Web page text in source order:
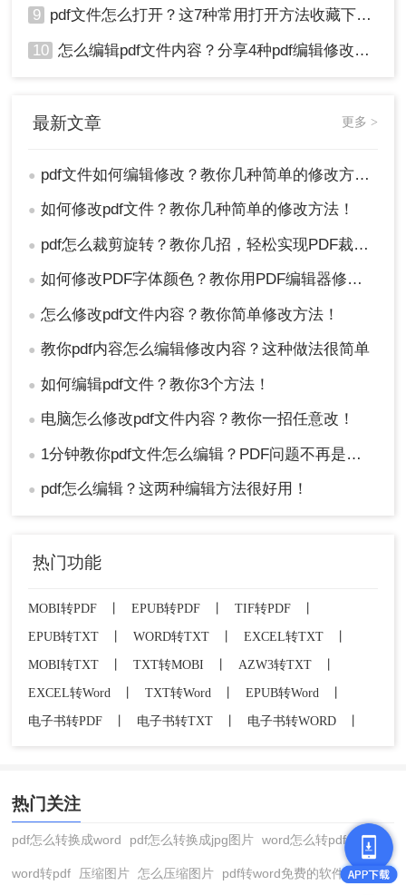
9 pdf文件怎么打开？这7种常用打开方法收藏下来！
10 怎么编辑pdf文件内容？分享4种pdf编辑修改方法！
最新文章 更多 >
● pdf文件如何编辑修改？教你几种简单的修改方法！
● 如何修改pdf文件？教你几种简单的修改方法！
● pdf怎么裁剪旋转？教你几招，轻松实现PDF裁剪旋转！
● 如何修改PDF字体颜色？教你用PDF编辑器修改字体颜色！
● 怎么修改pdf文件内容？教你简单修改方法！
● 教你pdf内容怎么编辑修改内容？这种做法很简单
● 如何编辑pdf文件？教你3个方法！
● 电脑怎么修改pdf文件内容？教你一招任意改！
● 1分钟教你pdf文件怎么编辑？PDF问题不再是难事！
● pdf怎么编辑？这两种编辑方法很好用！
热门功能
MOBI转PDF EPUB转PDF TIF转PDF
EPUB转TXT
WORD转TXT EXCEL转TXT
MOBI转TXT
TXT转MOBI AZW3转TXT
EXCEL转Word
TXT转Word EPUB转Word
电子书转PDF
电子书转TXT 电子书转WORD
热门关注
pdf怎么转换成word pdf怎么转换成jpg图片 word怎么转pdf
word转pdf 压缩图片 怎么压缩图片 pdf转word免费的软件